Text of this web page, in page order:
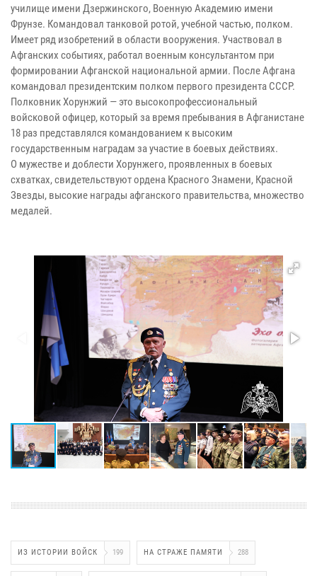
училище имени Дзержинского, Военную Академию имени
Фрунзе. Командовал танковой ротой, учебной частью, полком.
Имеет ряд изобретений в области вооружения. Участвовал в
Афганских событиях, работал военным консультантом при
формировании Афганской национальной армии. После Афгана
командовал президентским полком первого президента СССР.
Полковник Хорунжий — это высокопрофессиональный
войсковой офицер, который за время пребывания в Афганистане
18 раз представлялся командованием к высоким
государственным наградам за участие в боевых действиях.
О мужестве и доблести Хорунжего, проявленных в боевых
схватках, свидетельствуют ордена Красного Знамени, Красной
Звезды, высокие награды афганского правительства, множество
медалей.
ИЗ ИСТОРИИ ВОЙСК 199 НА СТРАЖЕ ПАМЯТИ 288